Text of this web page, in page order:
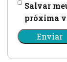
Salvar
próxima